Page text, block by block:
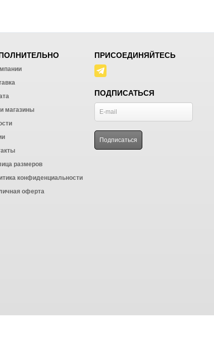
магазины
размеров
конфиденциальности
оферта
ПРИСОЕДИНЯЙТЕСЬ
ПОДПИСАТЬСЯ